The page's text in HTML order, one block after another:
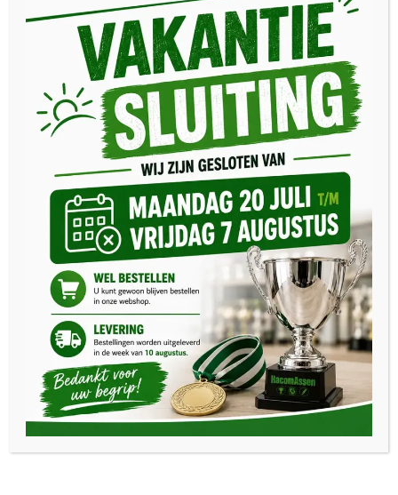
Meest gelezen
Welkom bij Hacom Assen
Sportprijzen
Teamkleding
Hacom Assen is sinds 1986 gevestigd in Assen
Contact
Contact
Adres:
Winkler Prinstraat 14
9403 AZ Assen
E-mail:info@hacomassen.nl
Telefoon:0592 - 37 03 10